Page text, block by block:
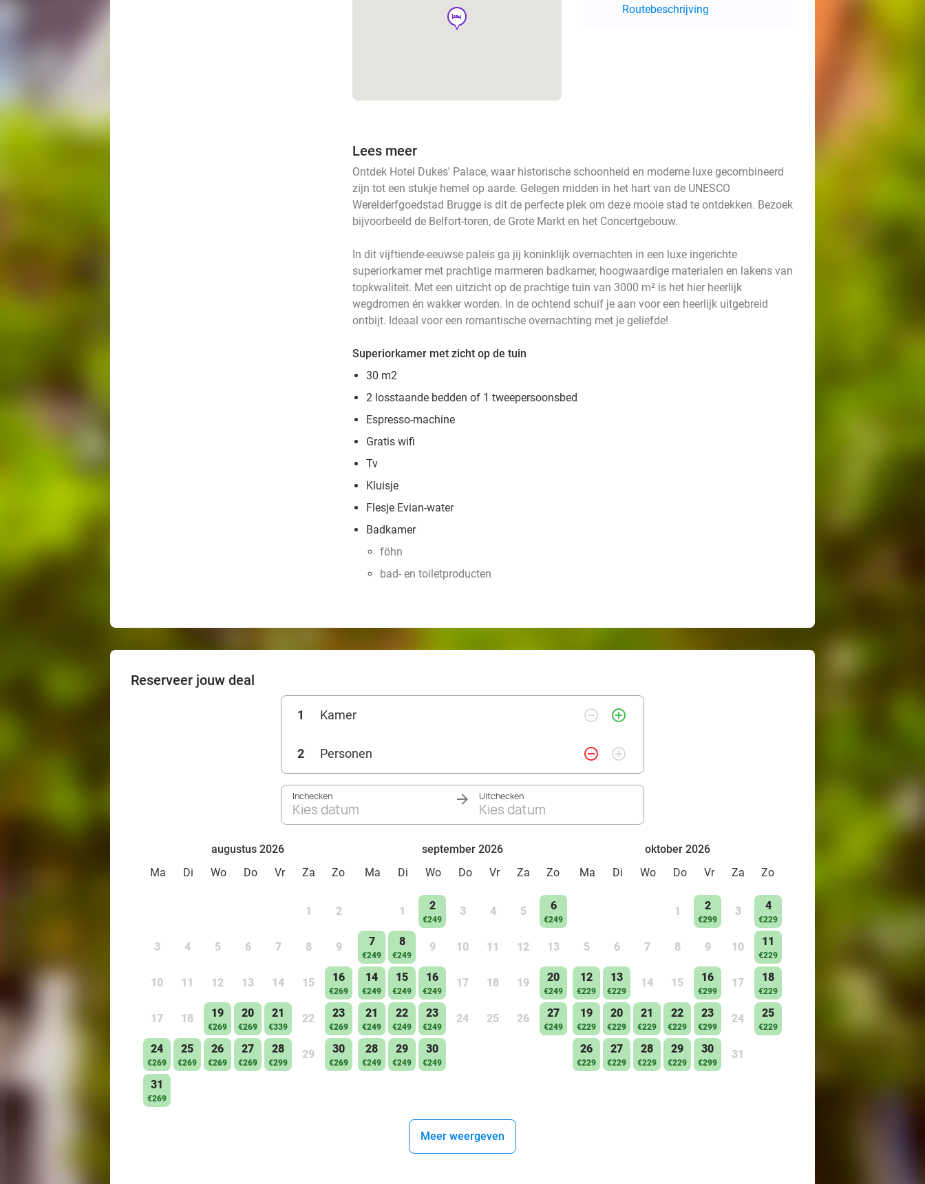
hotel
Routebeschrijving
Lees meer
Ontdek Hotel Dukes' Palace, waar historische schoonheid en moderne luxe gecombineerd
zijn tot een stukje hemel op aarde. Gelegen midden in het hart van de UNESCO
Werelderfgoedstad Brugge is dit de perfecte plek om deze mooie stad te ontdekken. Bezoek
bijvoorbeeld de Belfort-toren, de Grote Markt en het Concertgebouw.
In dit vijftiende-eeuwse paleis ga jij koninklijk overnachten in een luxe ingerichte
superiorkamer met prachtige marmeren badkamer, hoogwaardige materialen en lakens van
topkwaliteit. Met een uitzicht op de prachtige tuin van 3000 m² is het hier heerlijk
wegdromen én wakker worden. In de ochtend schuif je aan voor een heerlijk uitgebreid
ontbijt. Ideaal voor een romantische overnachting met je geliefde!
Superiorkamer met zicht op de tuin
30 m2
2 losstaande bedden of 1 tweepersoonsbed
Espresso-machine
Gratis wifi
Tv
Kluisje
Flesje Evian-water
Badkamer
föhn
bad- en toiletproducten
Reserveer jouw deal
1 Kamer remove_circle_outline add_circle_outline
2 Personen remove_circle_outline add_circle_outline
Inchecken
Kies datum
Uitchecken
Kies datum
augustus 2026
Ma
Di Wo Do Vr Za Zo
1 2
3 4 5 6 7 8 9
10 11 12 13 14 15 16
€269
17 18 19
€269
20
€269
21
€339
22 23
€269
24
€269
25
€269
26
€269
27
€269
28
€299
29 30
€269
31
€269
september 2026
Ma
Di Wo Do Vr Za Zo
1 2
€249
3 4 5 6
€249
7
€249
8
€249
9 10 11 12 13
14
€249
15
€249
16
€249
17 18 19 20
€249
21
€249
22
€249
23
€249
24 25 26 27
€249
28
€249
29
€249
30
€249
oktober 2026
Ma
Di Wo Do Vr Za Zo
1 2
€299
3 4
€229
5 6 7 8 9 10 11
€229
12
€229
13
€229
14 15 16
€299
17 18
€229
19
€229
20
€229
21
€229
22
€229
23
€299
24 25
€229
26
€229
27
€229
28
€229
29
€229
30
€299
31
Meer weergeven